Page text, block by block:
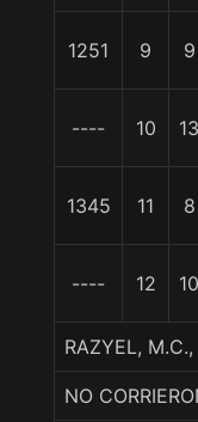
1251 9 9
---- 10 13
1345 11 8
---- 12 10
RAZYEL,
NO